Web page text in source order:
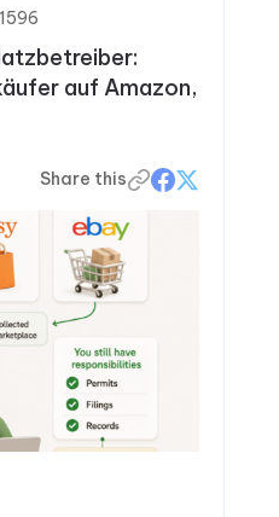
auf Amazon,
Share this